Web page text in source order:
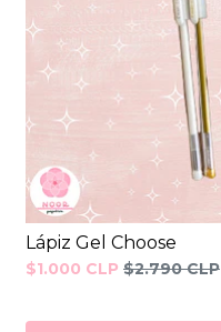
Lápiz Gel Choose
$1.000 CLP $2.790 CLP